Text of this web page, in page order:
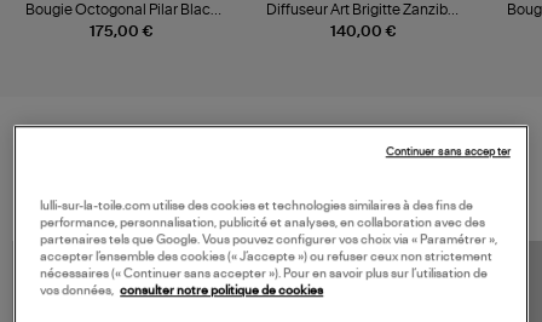
175,00 €
Bougie Octogonal Pilar Black
Amber
140,00 €
Diffuseur Art Brigitte Zanzibar
500ml
lulli-sur-la-toile.com utilise des cookies et technologies similaires à des fins de
performance, personnalisation, publicité et analyses, en collaboration avec des
partenaires tels que Google. Vous pouvez configurer vos choix via « Paramétrer »,
accepter l’ensemble des cookies (« J’accepte ») ou refuser ceux non strictement
nécessaires (« Continuer sans accepter »). Pour en savoir plus sur l’utilisation de
vos données, consulter notre politique de cookies
Continuer sans accepter